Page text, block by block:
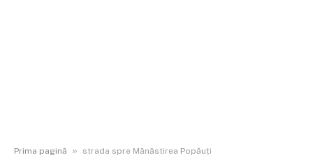
Prima pagină » strada spre Mănăstirea Popăuți